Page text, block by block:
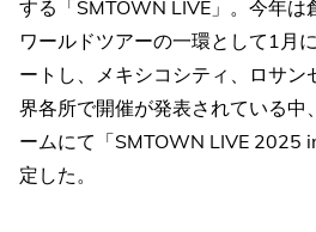
する「SMTOWN LIVE」。今年は
ワールドツアーの一環として1月
ートし、メキシコシティ、ロサン
界各所で開催が発表されている中
ームにて「SMTOWN LIVE 2025
定した。